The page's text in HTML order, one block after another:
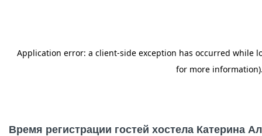
Время регистрации гостей хостела Катерина